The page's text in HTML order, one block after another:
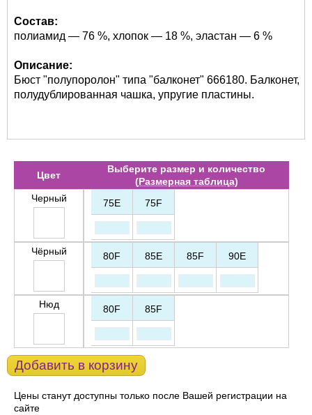
Состав:
полиамид — 76 %, хлопок — 18 %, эластан — 6 %
Описание:
Бюст "полупоролон" типа "балконет" 666180. Балконет,
полудублированная чашка, упругие пластины.
Цвет
Выберите размер и количество
(Размерная таблица)
Черный
75E 75F
Чёрный 80F 85E 85F 90E
Нюд 80F 85F
Добавить в корзину
Цены станут доступны только после Вашей регистрации на
сайте